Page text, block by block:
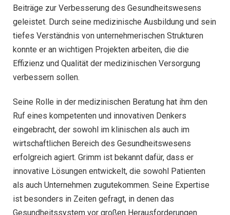
Beiträge zur Verbesserung des Gesundheitswesens
geleistet. Durch seine medizinische Ausbildung und sein
tiefes Verständnis von unternehmerischen Strukturen
konnte er an wichtigen Projekten arbeiten, die die
Effizienz und Qualität der medizinischen Versorgung
verbessern sollen.
Seine Rolle in der medizinischen Beratung hat ihm den
Ruf eines kompetenten und innovativen Denkers
eingebracht, der sowohl im klinischen als auch im
wirtschaftlichen Bereich des Gesundheitswesens
erfolgreich agiert. Grimm ist bekannt dafür, dass er
innovative Lösungen entwickelt, die sowohl Patienten
als auch Unternehmen zugutekommen. Seine Expertise
ist besonders in Zeiten gefragt, in denen das
Gesundheitssystem vor großen Herausforderungen